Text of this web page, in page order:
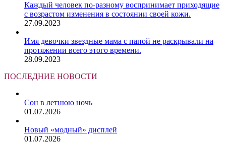
Каждый человек по-разному воспринимает приходящие
с возрастом изменения в состоянии своей кожи.
27.09.2023
Имя девочки звездные мама с папой не раскрывали на
протяжении всего этого времени.
28.09.2023
ПОСЛЕДНИЕ НОВОСТИ
Сон в летнюю ночь
01.07.2026
Новый «модный» дисплей
01.07.2026